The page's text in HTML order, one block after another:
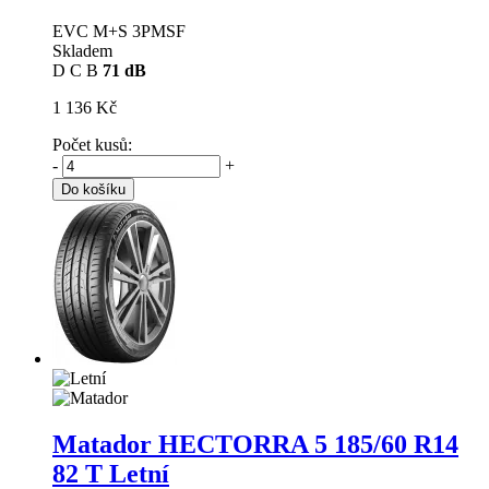
EVC M+S 3PMSF
Skladem
D C B 71 dB
1 136 Kč
Počet kusů:
-
+
Do košíku
Matador HECTORRA 5 185/60 R14
82 T Letní